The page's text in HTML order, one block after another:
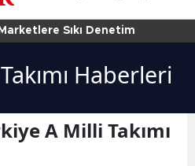
Sıkı Denetim
Haberleri
A Milli Takımı